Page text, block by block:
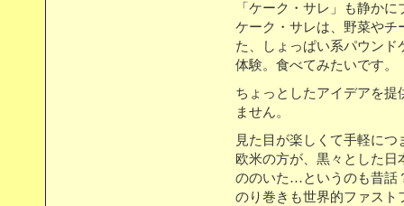
「ケーク・サレ」も静か
ケーク・サレは、野菜やチ
た、しょっぱい系パウン
体験。食べてみたいです。
ちょっとしたアイデアを
ません。
見た目が楽しくて手軽につ
欧米の方が、黒々とした
ののいた…というのも昔話
のり巻きも世界的ファスト